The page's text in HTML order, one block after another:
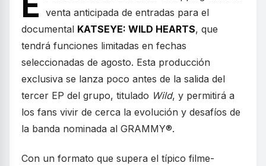
venta anticipada de entradas para el
documental KATSEYE: WILD HEARTS, que
tendrá funciones limitadas en fechas
seleccionadas de agosto. Esta producción
exclusiva se lanza poco antes de la salida del
tercer EP del grupo, titulado Wild, y permitirá a
los fans vivir de cerca la evolución y desafíos de
la banda nominada al GRAMMY®.
Con un formato que supera el típico filme-